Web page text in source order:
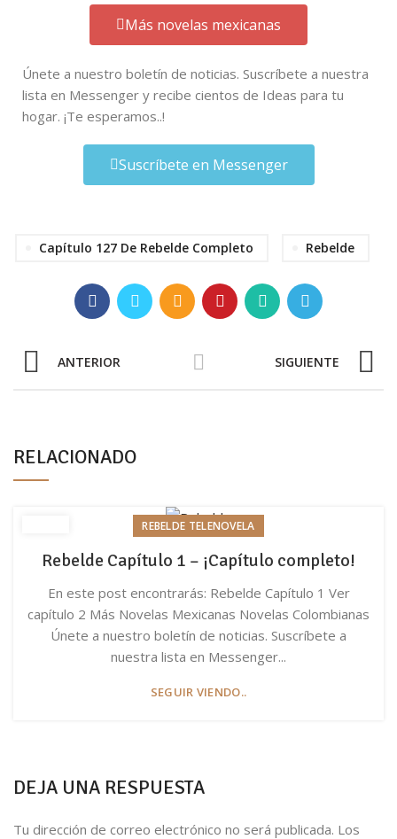
Más novelas mexicanas
Únete a nuestro boletín de noticias. Suscríbete a nuestra
lista en Messenger y recibe cientos de Ideas para tu
hogar. ¡Te esperamos..!
Suscríbete en Messenger
Capítulo 127 De Rebelde Completo Rebelde
ANTERIOR SIGUIENTE
RELACIONADO
REBELDE TELENOVELA
Rebelde Capítulo 1 – ¡Capítulo completo!
En este post encontrarás: Rebelde Capítulo 1 Ver
capítulo 2 Más Novelas Mexicanas Novelas Colombianas
Únete a nuestro boletín de noticias. Suscríbete a
nuestra lista en Messenger...
SEGUIR VIENDO..
DEJA UNA RESPUESTA
Tu dirección de correo electrónico no será publicada. Los